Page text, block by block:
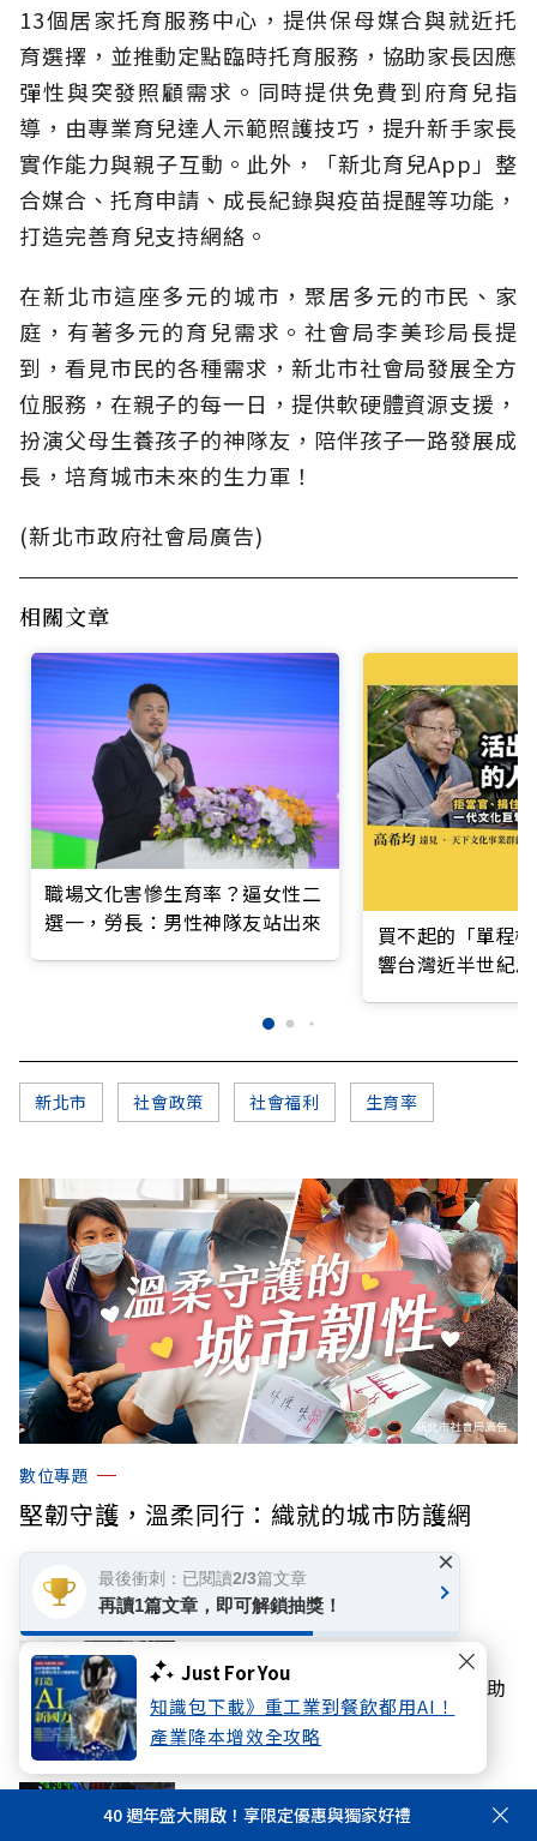
Just For You
知識包下載》重工業到餐飲都用AI！
產業降本增效全攻略
13個居家托育服務中心，提供保母媒合與就近托
育選擇，並推動定點臨時托育服務，協助家長因應
彈性與突發照顧需求。同時提供免費到府育兒指
導，由專業育兒達人示範照護技巧，提升新手家長
實作能力與親子互動。此外，「新北育兒App」整
合媒合、托育申請、成長紀錄與疫苗提醒等功能，
打造完善育兒支持網絡。
在新北市這座多元的城市，聚居多元的市民、家
庭，有著多元的育兒需求。社會局李美珍局長提
到，看見市民的各種需求，新北市社會局發展全方
位服務，在親子的每一日，提供軟硬體資源支援，
扮演父母生養孩子的神隊友，陪伴孩子一路發展成
長，培育城市未來的生力軍！
(新北市政府社會局廣告)
相關文章
職場文化害慘生育率？逼女性二
選一，勞長：男性神隊友站出來
買不起的「單程
響台灣近半世紀
新北市 社會政策 社會福利 生育率
數位專題
堅韌守護，溫柔同行：織就的城市防護網
你可能感興趣
企業領導人必讀！培養三大習慣，助
你辨識真危機與假警報
國安基金「史上最長護盤」持股名單
40 週年盛大開啟！享限定優惠與獨家好禮
最後衝刺：已閱讀2/3篇文章
再讀1篇文章，即可解鎖抽獎！
×